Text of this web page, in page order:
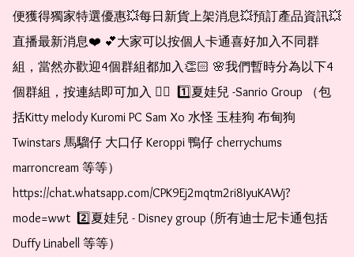
便獲得獨家特選優惠💥每日新貨上架消息💥預訂產品資訊💥
直播最新消息❤️ 💕大家可以按個人卡通喜好加入不同群
組，當然亦歡迎4個群組都加入👏🏻 🌸我們暫時分為以下4
個群組，按連結即可加入 👇🏻  1️⃣夏娃兒 -Sanrio Group （包
括Kitty melody Kuromi PC Sam Xo 水怪 玉桂狗 布甸狗
Twinstars 馬騮仔 大口仔 Keroppi 鴨仔 cherrychums
marroncream 等等）
https://chat.whatsapp.com/CPK9Ej2mqtm2ri8IyuKAWj?
mode=wwt  2️⃣夏娃兒 - Disney group (所有迪士尼卡通包括
Duffy Linabell 等等）